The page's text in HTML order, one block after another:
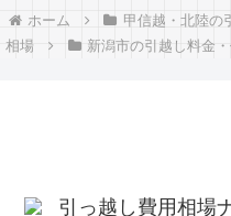
ホーム 甲信越・北陸の
相場
新潟市の引越し料金